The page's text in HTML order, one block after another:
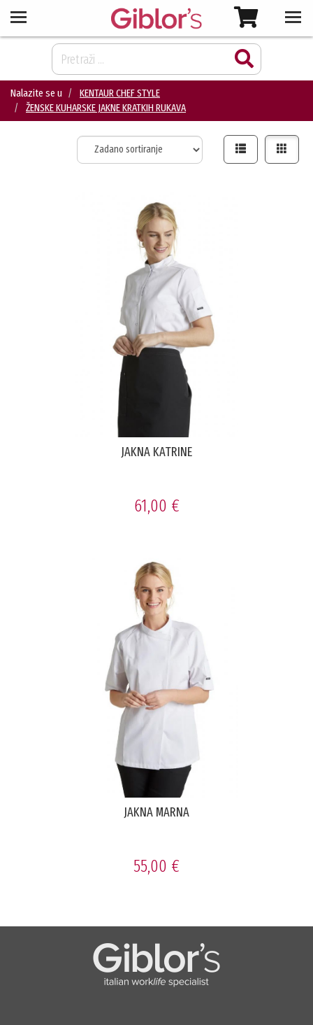
Nalazite se u
KENTAUR CHEF STYLE
ŽENSKE KUHARSKE JAKNE KRATKIH RUKAVA
JAKNA KATRINE
61,00 €
JAKNA MARNA
55,00 €